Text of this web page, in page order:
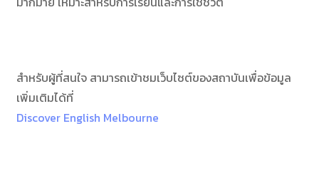
สำหรับผู้ที่สนใจ สามารถเข้าชมเว็บไซต์ของสถาบันเพื่อข้อมูล
เพิ่มเติมได้ที่
Discover English Melbourne